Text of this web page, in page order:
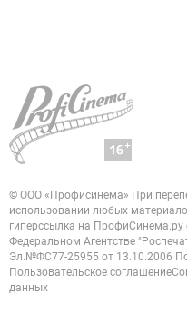
© ООО «Профисинема» При
использовании любых
гиперссылка на ПрофиСинема.ру
Федеральном Агентстве
Эл.№ФС77-25955 от 13.10.2006
Пользовательское соглашение
данных